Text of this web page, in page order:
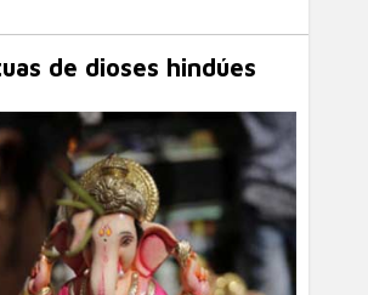
de dioses hindúes